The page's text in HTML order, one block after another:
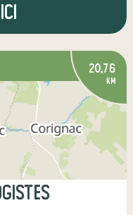
20,76
km